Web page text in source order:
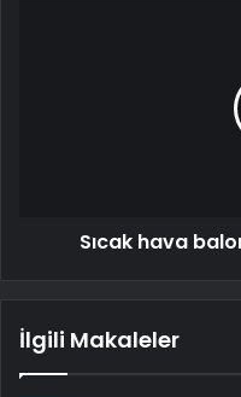
Sıcak hava
İlgili Makaleler